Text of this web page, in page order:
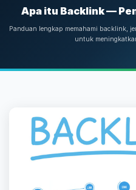
Apa itu Backlink —
Panduan lengkap memahami backlink,
untuk